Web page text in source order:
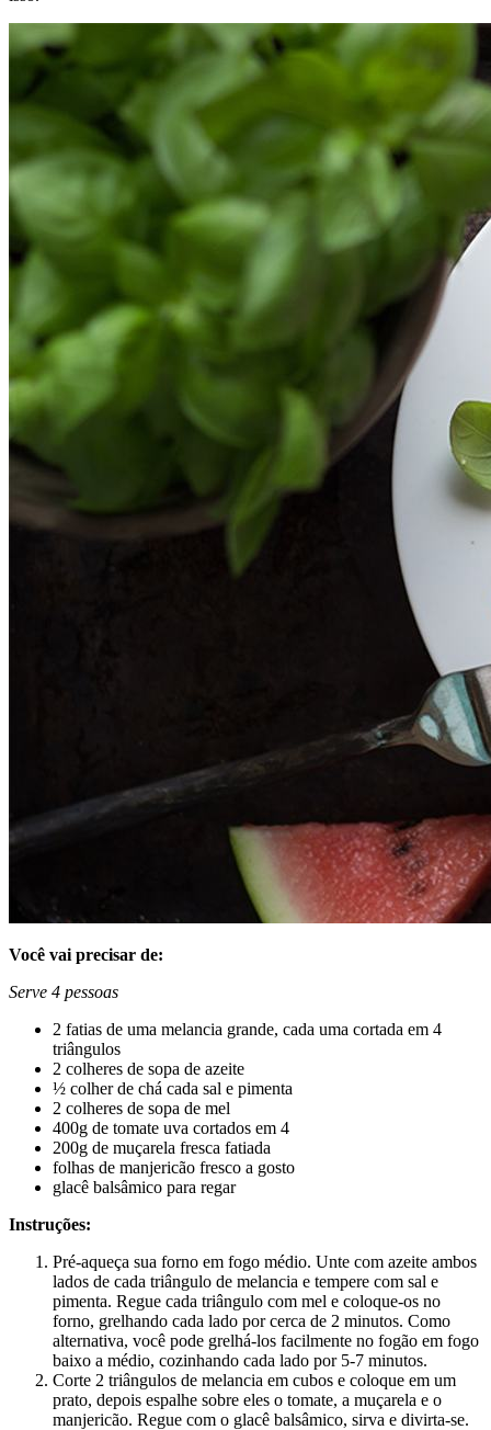
Você vai precisar de:
Serve 4 pessoas
2 fatias de uma melancia grande, cada uma cortada em 4
triângulos
2 colheres de sopa de azeite
½ colher de chá cada sal e pimenta
2 colheres de sopa de mel
400g de tomate uva cortados em 4
200g de muçarela fresca fatiada
folhas de manjericão fresco a gosto
glacê balsâmico para regar
Instruções:
Pré-aqueça sua forno em fogo médio. Unte com azeite ambos
lados de cada triângulo de melancia e tempere com sal e
pimenta. Regue cada triângulo com mel e coloque-os no
forno, grelhando cada lado por cerca de 2 minutos. Como
alternativa, você pode grelhá-los facilmente no fogão em fogo
baixo a médio, cozinhando cada lado por 5-7 minutos.
Corte 2 triângulos de melancia em cubos e coloque em um
prato, depois espalhe sobre eles o tomate, a muçarela e o
manjericão. Regue com o glacê balsâmico, sirva e divirta-se.